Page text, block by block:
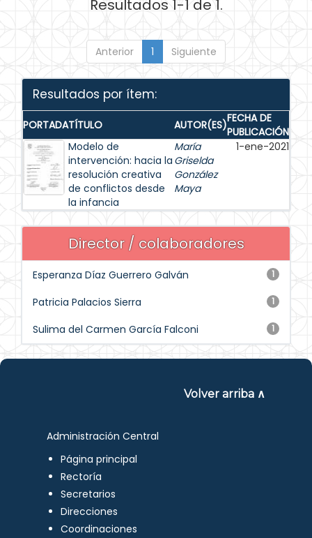
Resultados 1-1 de 1.
Anterior 1 Siguiente
Resultados por ítem:
PORTADATÍTULO AUTOR(ES)FECHA DE
PUBLICACIÓN
Modelo de
intervención: hacia la
resolución creativa
de conflictos desde
la infancia
María
Griselda
González
Maya
1-ene-2021
Director / colaboradores
1
Esperanza Díaz Guerrero Galván
1
Patricia Palacios Sierra
1
Sulima del Carmen García Falconi
Volver arriba ∧
Administración Central
Página principal
Rectoría
Secretarios
Direcciones
Coordinaciones